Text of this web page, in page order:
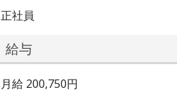
正社員
給与
月給 200,750円